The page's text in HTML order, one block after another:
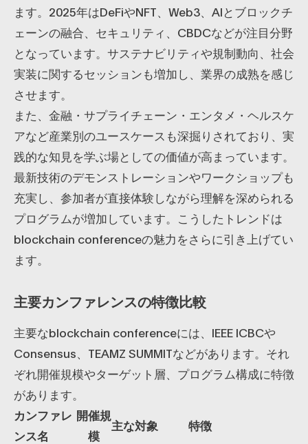
ます。2025年はDeFiやNFT、Web3、AIとブロックチ
ェーンの融合、セキュリティ、CBDCなどが注目分野
となっています。サステナビリティや規制動向、社会
実装に関するセッションも増加し、業界の成熟を感じ
させます。
また、金融・サプライチェーン・エンタメ・ヘルスケ
アなど産業別のユースケースも深掘りされており、実
践的な知見を学ぶ場としての価値が高まっています。
最新技術のデモンストレーションやワークショップも
充実し、参加者が直接体験しながら理解を深められる
プログラムが増加しています。こうしたトレンドは
blockchain conferenceの魅力をさらに引き上げてい
ます。
主要カンファレンスの特徴比較
主要なblockchain conferenceには、IEEE ICBCや
Consensus、TEAMZ SUMMITなどがあります。それ
ぞれ開催規模やターゲット層、プログラム構成に特徴
があります。
カンファレ
ンス名
開催規
模
主な対象 特徴